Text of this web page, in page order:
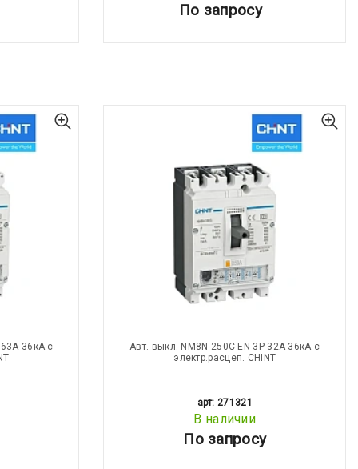
По запросу
36кА с
Авт. выкл. NM8N-250C EN 3Р 32А 36кА с
электр.расцеп. CHINT
арт: 271321
В наличии
По запросу